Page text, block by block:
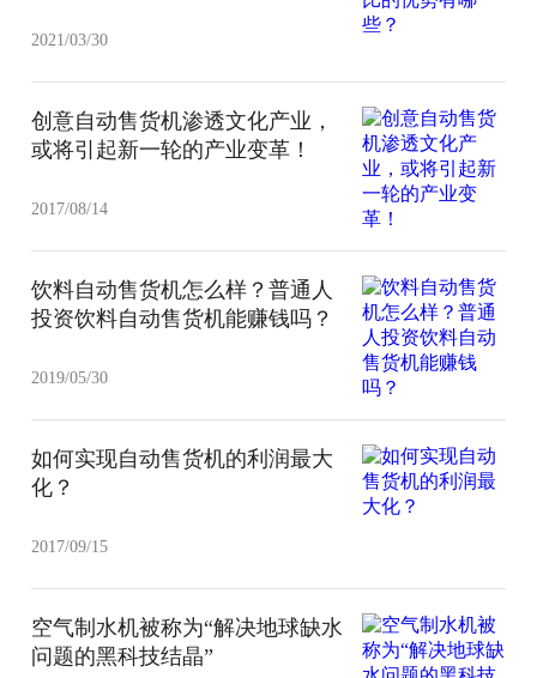
2021/03/30
创意自动售货机渗透文化产业，
或将引起新一轮的产业变革！
2017/08/14
饮料自动售货机怎么样？普通人
投资饮料自动售货机能赚钱吗？
2019/05/30
如何实现自动售货机的利润最大
化？
2017/09/15
空气制水机被称为“解决地球缺水
问题的黑科技结晶”